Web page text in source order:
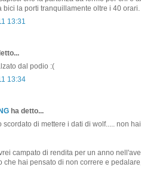
bici la porti tranquillamente oltre i 40 orari.
13:31
dal podio :(
13:34
ha detto...
scordato di mettere i dati di wolf..... non
campato di rendita per un anno
che hai pensato di non correre e